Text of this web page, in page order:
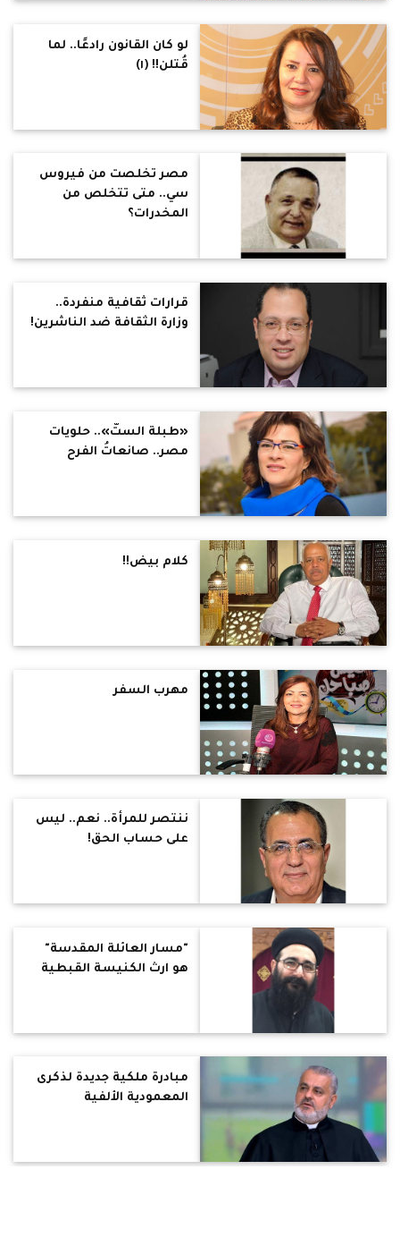
لو كان القانون رادعًا.. لما
قُتلن!! (١)
مصر تخلصت من فيروس
سي.. متى تتخلص من
المخدرات؟
قرارات ثقافية منفردة..
وزارة الثقافة ضد الناشرين!
«طبلة الستّ».. حلويات
مصر.. صانعاتُ الفرح
كلام بيض!!
مهرب السفر
ننتصر للمرأة.. نعم.. ليس
على حساب الحق!
"مسار العائلة المقدسة"
هو ارث الكنيسة القبطية
مبادرة ملكية جديدة لذكرى
المعمودية الألفية